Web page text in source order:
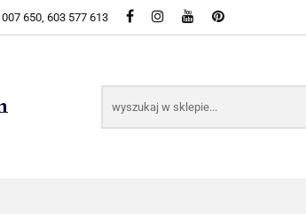
650, 603 577 613
WSZYSTKIE KATEGORIE DOSTĘPNE W